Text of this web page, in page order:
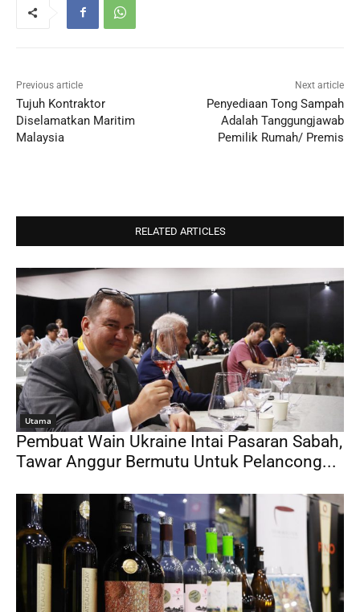
Previous article
Tujuh Kontraktor
Diselamatkan Maritim
Malaysia
Next article
Penyediaan Tong Sampah
Adalah Tanggungjawab
Pemilik Rumah/ Premis
RELATED ARTICLES
Utama
Pembuat Wain Ukraine Intai Pasaran Sabah,
Tawar Anggur Bermutu Untuk Pelancong...